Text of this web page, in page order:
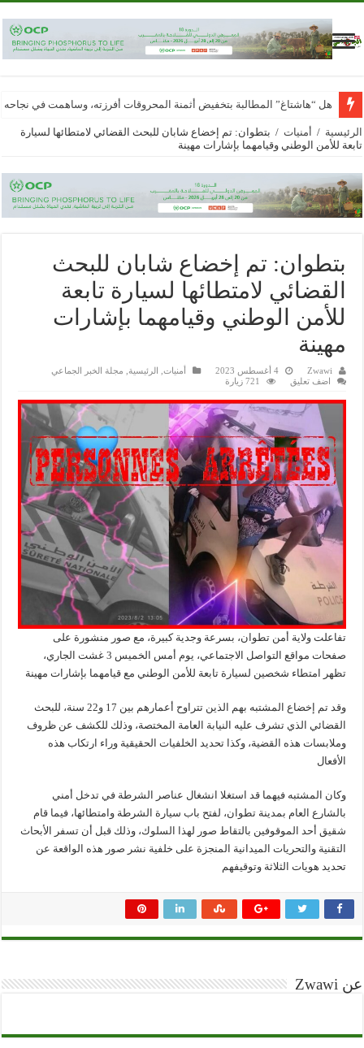
هل “هاشتاغ” المطالبة بتخفيض أثمنة المحروقات أفرزته، وساهمت في
الرئيسية / أمنيات / بتطوان: تم إخضاع شابان للبحث القضائي لامتطائها لسيارة
تابعة للأمن الوطني وقيامهما بإشارات مهينة
بتطوان: تم إخضاع شابان للبحث
القضائي لامتطائها لسيارة تابعة
للأمن الوطني وقيامهما بإشارات
مهينة
Zwawi 4 أغسطس 2023 أمنيات الرئيسية
مجلة الخبر الجماعي
اضف تعليق
721 زيارة
تفاعلت ولاية أمن تطوان، بسرعة وجدية كبيرة، مع صور منشورة على
صفحات مواقع التواصل الاجتماعي، يوم أمس الخميس 3 غشت الجاري،
تظهر امتطاء شخصين لسيارة تابعة للأمن الوطني مع قيامهما بإشارات مهينة
وقد تم إخضاع المشتبه بهم الذين تتراوح أعمارهم بين 17 و22 سنة، للبحث
القضائي الذي تشرف عليه النيابة العامة المختصة، وذلك للكشف عن ظروف
وملابسات هذه القضية، وكذا تحديد الخلفيات الحقيقية وراء ارتكاب هذه
الأفعال
وكان المشتبه فيهما قد استغلا انشغال عناصر الشرطة في تدخل أمني
بالشارع العام بمدينة تطوان، لفتح باب سيارة الشرطة وامتطائها، فيما قام
شقيق أحد الموقوفين بالتقاط صور لهذا السلوك، وذلك قبل أن تسفر الأبحاث
التقنية والتحريات الميدانية المنجزة على خلفية نشر صور هذه الواقعة عن
تحديد هويات الثلاثة وتوقيفهم
عن Zwawi